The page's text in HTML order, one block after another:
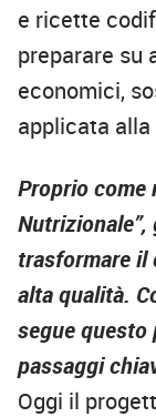
e ricette
preparare su
economici,
applicata
Proprio come
trasformare il
alta qualità.
segue
passaggi
Oggi il